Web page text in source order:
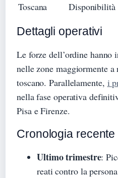
Toscana
Disponibilità
Dettagli operativi
Le forze dell’ordine
nelle zone maggiormente
toscano. Parallelamente, i
nella fase operativa
Pisa e Firenze.
Cronologia recente
Ultimo trimestre:
reati contro la